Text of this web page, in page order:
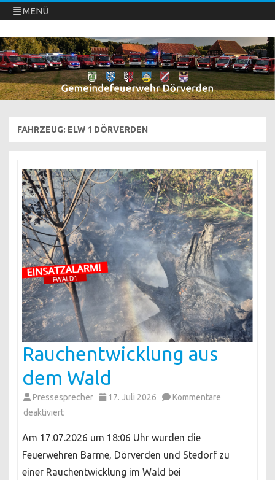
MENÜ
Freiwillige Feuerwehren Dörverden
Direkt
zum
Inhalt
springen
FAHRZEUG: ELW 1 DÖRVERDEN
Rauchentwicklung aus
dem Wald
Pressesprecher 17. Juli 2026
Kommentare
deaktiviertfür
aus
dem
Wald
Am 17.07.2026 um 18:06 Uhr wurden die
Feuerwehren Barme, Dörverden und Stedorf zu
einer Rauchentwicklung im Wald bei